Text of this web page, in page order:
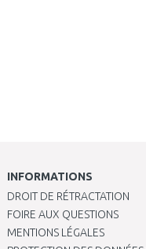
INFORMATIONS
DROIT DE RÉTRACTATION
FOIRE AUX QUESTIONS
MENTIONS LÉGALES